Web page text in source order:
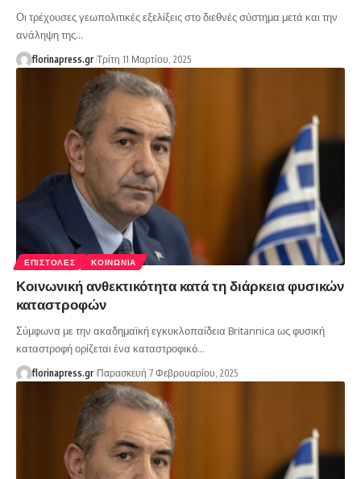
Οι τρέχουσες γεωπολιτικές εξελίξεις στο διεθνές σύστημα μετά και την
ανάληψη της…
florinapress.gr Τρίτη 11 Μαρτίου, 2025
ΕΠΙΣΤΟΛΈΣ ΚΟΙΝΩΝΊΑ
Κοινωνική ανθεκτικότητα κατά τη διάρκεια φυσικών
καταστροφών
Σύμφωνα με την ακαδημαϊκή εγκυκλοπαίδεια Britannica ως φυσική
καταστροφή ορίζεται ένα καταστροφικό…
florinapress.gr Παρασκευή 7 Φεβρουαρίου, 2025